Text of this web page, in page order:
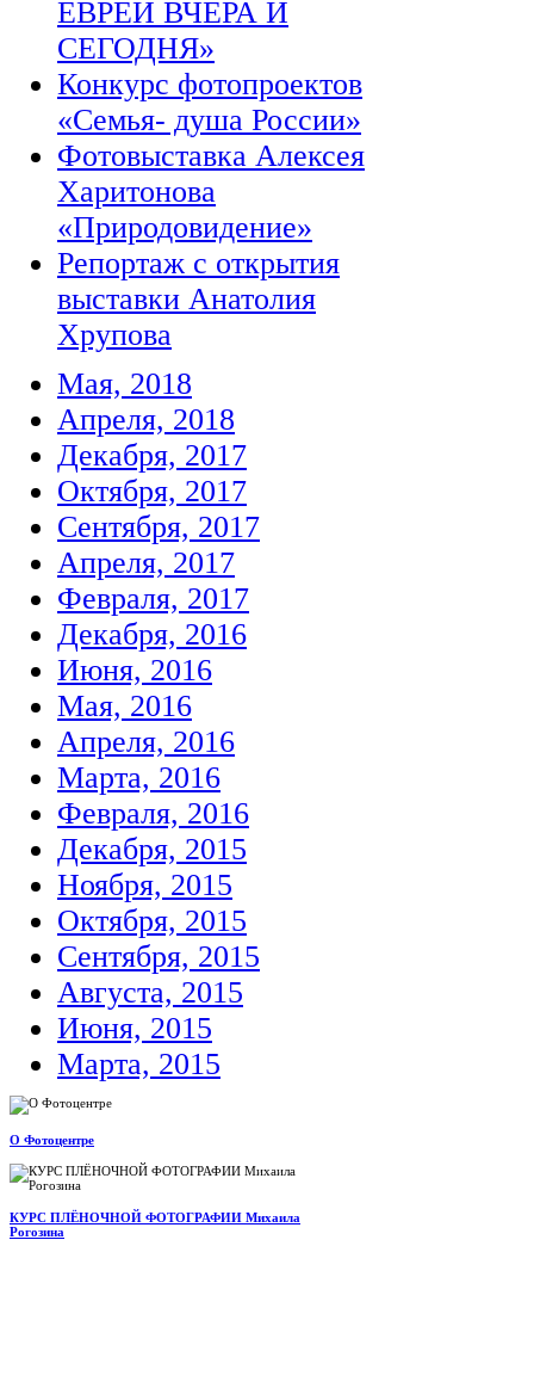
ЕВРЕИ ВЧЕРА И
СЕГОДНЯ»
Конкурс фотопроектов
«Семья- душа России»
Фотовыставка Алексея
Харитонова
«Природовидение»
Репортаж с открытия
выставки Анатолия
Хрупова
Мая, 2018
Апреля, 2018
Декабря, 2017
Октября, 2017
Сентября, 2017
Апреля, 2017
Февраля, 2017
Декабря, 2016
Июня, 2016
Мая, 2016
Апреля, 2016
Марта, 2016
Февраля, 2016
Декабря, 2015
Ноября, 2015
Октября, 2015
Сентября, 2015
Августа, 2015
Июня, 2015
Марта, 2015
О Фотоцентре
КУРС ПЛЁНОЧНОЙ ФОТОГРАФИИ Михаила
Рогозина